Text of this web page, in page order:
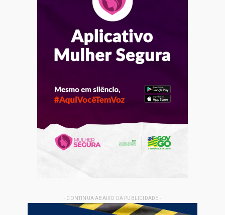
- CONTINUA ABAIXO DA PUBLICIDADE -